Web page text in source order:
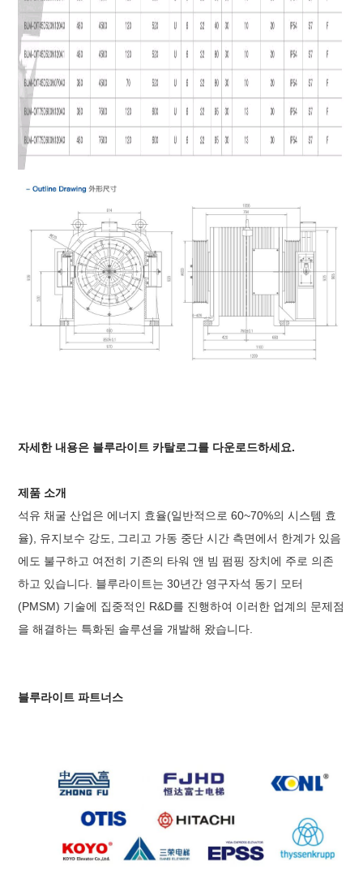
자세한 내용은 블루라이트 카탈로그를 다운로드하세요.
제품 소개
석유 채굴 산업은 에너지 효율(일반적으로 60~70%의 시스템 효
율), 유지보수 강도, 그리고 가동 중단 시간 측면에서 한계가 있음
에도 불구하고 여전히 기존의 타워 앤 빔 펌핑 장치에 주로 의존
하고 있습니다. 블루라이트는 30년간 영구자석 동기 모터
(PMSM) 기술에 집중적인 R&D를 진행하여 이러한 업계의 문제점
을 해결하는 특화된 솔루션을 개발해 왔습니다.
블루라이트 파트너스